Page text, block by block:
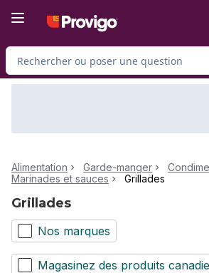
Rechercher des produits
Alimentation Garde-manger
Marinades et sauces
Grillades
Grillades
Nos marques
Magasinez des produits